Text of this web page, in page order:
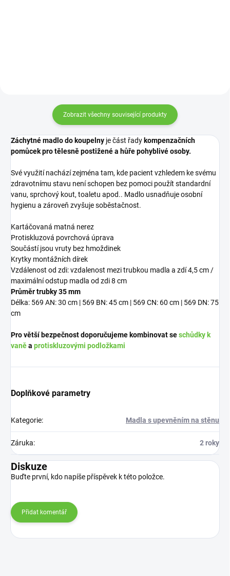
Zobrazit všechny související produkty
Záchytné madlo do koupelny je část řady kompenzačních
pomůcek pro tělesně postižené a hůře pohyblivé osoby.
Své využití nachází zejména tam, kde pacient vzhledem ke svému
zdravotnímu stavu není schopen bez pomoci použít standardní
vanu, sprchový kout, toaletu apod.. Madlo usnadňuje osobní
hygienu a zároveň zvyšuje soběstačnost.
Kartáčovaná matná nerez
Protiskluzová povrchová úprava
Součástí jsou vruty bez hmoždinek
Krytky montážních dírek
Vzdálenost od zdi: vzdalenost mezi trubkou madla a zdí 4,5 cm /
maximální odstup madla od zdi 8 cm
Průměr trubky 35 mm
Délka: 569 AN: 30 cm | 569 BN: 45 cm | 569 CN: 60 cm | 569 DN: 75
cm
Pro větší bezpečnost doporučujeme kombinovat seschůdky k
vaněa protiskluzovými podložkami
Doplňkové parametry
Kategorie: Madla s upevněním na stěnu
Záruka: 2 roky
Diskuze
Buďte první, kdo napíše příspěvek k této položce.
Přidat komentář